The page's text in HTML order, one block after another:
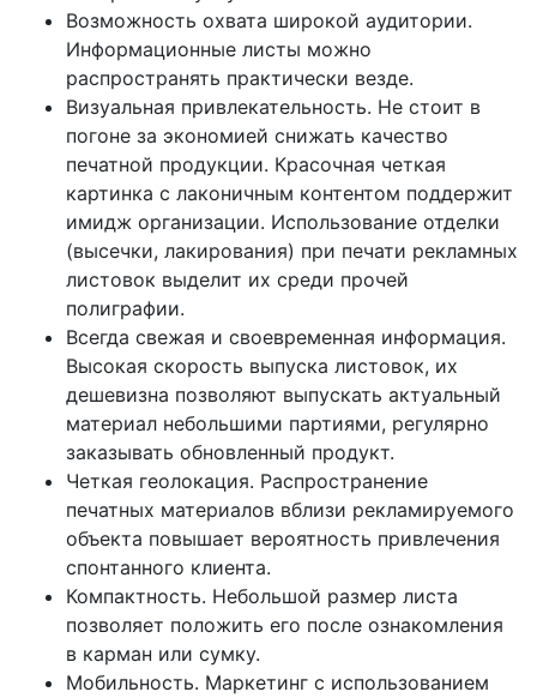
Возможность охвата широкой аудитории.
Информационные листы можно
распространять практически везде.
Визуальная привлекательность. Не стоит в
погоне за экономией снижать качество
печатной продукции. Красочная четкая
картинка с лаконичным контентом поддержит
имидж организации. Использование отделки
(высечки, лакирования) при печати рекламных
листовок выделит их среди прочей
полиграфии.
Всегда свежая и своевременная информация.
Высокая скорость выпуска листовок, их
дешевизна позволяют выпускать актуальный
материал небольшими партиями, регулярно
заказывать обновленный продукт.
Четкая геолокация. Распространение
печатных материалов вблизи рекламируемого
объекта повышает вероятность привлечения
спонтанного клиента.
Компактность. Небольшой размер листа
позволяет положить его после ознакомления
в карман или сумку.
Мобильность. Маркетинг с использованием